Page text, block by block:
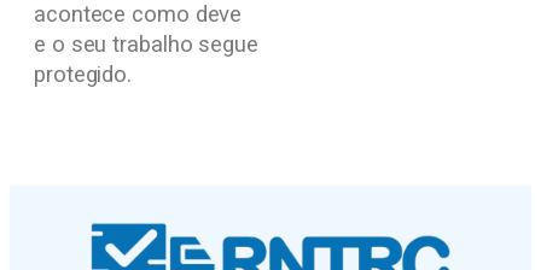
acontece como deve
e o seu trabalho segue
protegido.